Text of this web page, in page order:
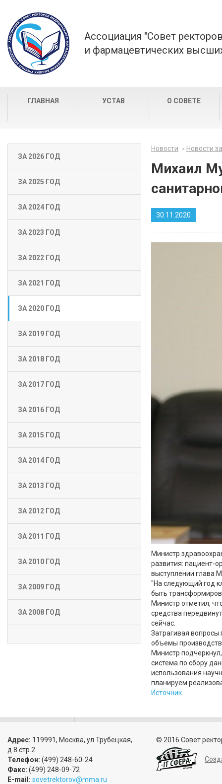
Ассоциация "Совет
и фармацевтических
ГЛАВНАЯ УСТАВ О СОВЕТЕ
ЗА 2026 ГОД
ЗА 2025 ГОД
ЗА 2024 ГОД
ЗА 2023 ГОД
ЗА 2022 ГОД
ЗА 2021 ГОД
ЗА 2020 ГОД
ЗА 2019 ГОД
ЗА 2018 ГОД
ЗА 2017 ГОД
ЗА 2016 ГОД
ЗА 2015 ГОД
ЗА 2014 ГОД
ЗА 2013 ГОД
ЗА 2012 ГОД
ЗА 2011 ГОД
ЗА 2010 ГОД
ЗА 2009 ГОД
ЗА 2008 ГОД
Новости Новости
Михаил
30.11.2020
Министр
развития: пациент-
выступлении глава
"На следующий год
быть
Министр отметил,
средства
сейчас.
Затрагивая
объемы
Министр
система по сбору
использования
планируем
Источник
Адрес: 119991, Москва, ул.Трубецкая,
д.8 стр.2
Телефон: (499) 248-60-24
Факс: (499) 248-09-72
E-mail: sovetrektorov@mma.ru
© 2016 Совет